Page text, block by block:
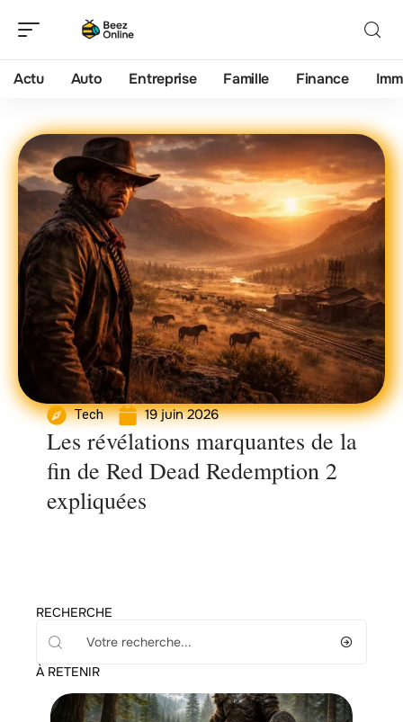
Actu Auto Entreprise Famille Finance
Tech 19 juin 2026
Les révélations marquantes de la
fin de Red Dead Redemption 2
expliquées
RECHERCHE
À RETENIR